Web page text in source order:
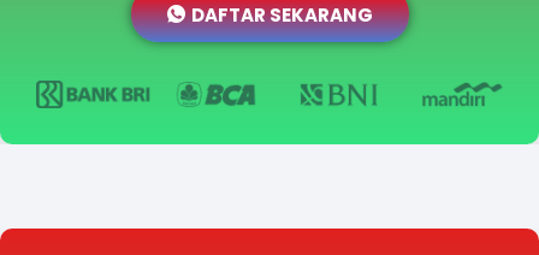
DAFTAR SEKARANG